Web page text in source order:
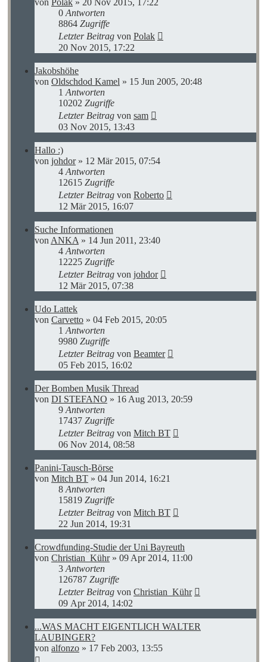
0 Antworten
8864 Zugriffe
Letzter Beitrag von Polak
20 Nov 2015, 17:22
Jakobshöhe
von Oldschdod Kamel » 15 Jun 2005, 20:48
1 Antworten
10202 Zugriffe
Letzter Beitrag von sam
03 Nov 2015, 13:43
Hallo :)
von johdor» 12 Mär 2015, 07:54
4 Antworten
12615 Zugriffe
Letzter Beitrag von Roberto
12 Mär 2015, 16:07
Suche Informationen
von ANKA » 14 Jun 2011, 23:40
4 Antworten
12225 Zugriffe
Letzter Beitrag von johdor
12 Mär 2015, 07:38
Udo Lattek
von Carvetto » 04 Feb 2015, 20:05
1 Antworten
9980 Zugriffe
Letzter Beitrag von Beamter
05 Feb 2015, 16:02
Der Bomben Musik Thread
von DI STEFANO » 16 Aug 2013, 20:59
9 Antworten
17437 Zugriffe
Letzter Beitrag von Mitch BT
06 Nov 2014, 08:58
Panini-Tausch-Börse
von Mitch BT » 04 Jun 2014, 16:21
8 Antworten
15819 Zugriffe
Letzter Beitrag von Mitch BT
22 Jun 2014, 19:31
Crowdfunding-Studie der Uni Bayreuth
von Christian_Kühr» 09 Apr 2014, 11:00
3 Antworten
126787 Zugriffe
Letzter Beitrag von Christian_Kühr
09 Apr 2014, 14:02
...WAS MACHT EIGENTLICH WALTER
LAUBINGER?
von alfonzo » 17 Feb 2003, 13:55